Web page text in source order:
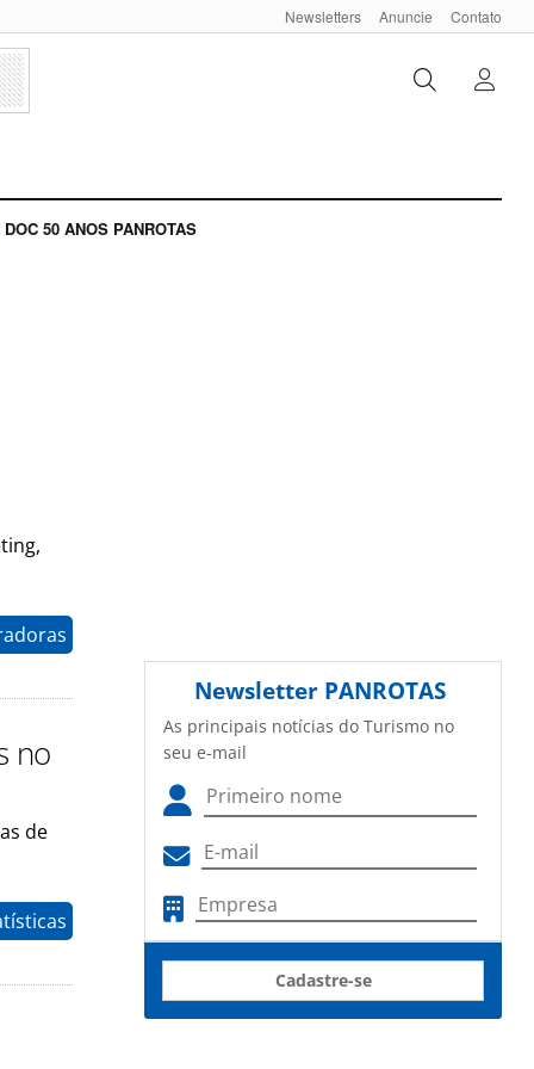
Newsletters Anuncie Contato
DOC 50 ANOS PANROTAS
no
de
Newsletter PANROTAS
As principais notícias do Turismo no
seu e-mail
Cadastre-se